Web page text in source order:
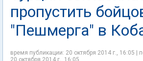
пропустить
"Пешмерга" в
время публикации: 20 октября 2014 г., 16:05 |
20 октября 2014 г., 16:05